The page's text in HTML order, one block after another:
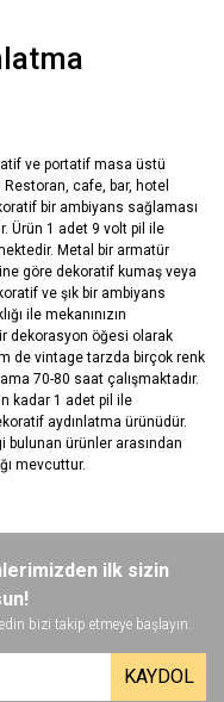
ve portatif masa üstü
cafe, bar, hotel
bir ambiyans sağlaması
Ürün 1 adet 9 volt pil ile
Metal bir armatür
göre dekoratif kumaş veya
ve şık bir ambiyans
ile mekanınızın
dekorasyon öğesi olarak
de vintage tarzda birçok renk
70-80 saat çalışmaktadır.
kadar 1 adet pil ile
aydınlatma ürünüdür.
bulunan ürünler arasından
mevcuttur.
yapın!
ilk sizin
bizi takip etmeye başlayın.
KAYDOL